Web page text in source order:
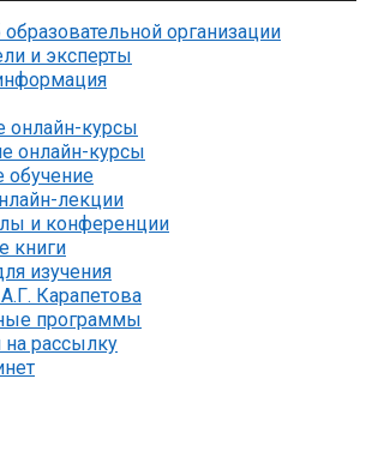
организации
и эксперты
онлайн-курсы
онлайн-курсы
обучение
лекции
и конференции
книги
изучения
Карапетова
программы
на рассылку